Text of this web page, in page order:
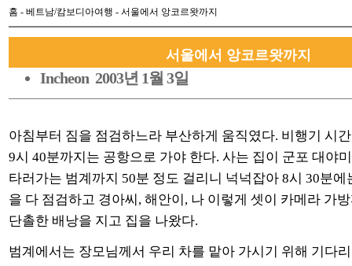
홈 - 베트남/캄보디아여행 - 서울에서 앙코르왓까지
서울에서 앙코르왓까지
Incheon 2003년 1월 3일
아침부터 짐을 점검하느라 부산하게 움직였다. 비행기 시
9시 40분까지는 공항으로 가야 한다. 사는 집이 군포 대야
타러가는 범계까지 50분 정도 걸리니 넉넉잡아 8시 30분에
을 다 점검하고 경아씨, 해안이, 나 이렇게 셋이 카메라 가
단촐한 배낭을 지고 집을 나왔다.
범계에서는 장모님께서 우리 차를 맡아 가시기 위해 기다